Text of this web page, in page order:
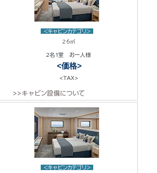
<キャビンカテゴリ>
26㎡
2名1室 お一人様
<価格>
<TAX>
>>キャビン設備について
<キャビンカテゴリ>